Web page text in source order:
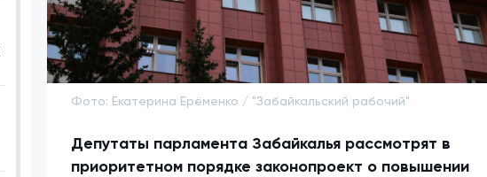
Фото: Екатерина Ерёменко / "Забайкальский рабочий"
Депутаты парламента Забайкалья рассмотрят в
приоритетном порядке законопроект о повышении